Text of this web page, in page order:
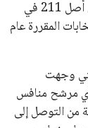
تحقق من قهوتك المغشوشة 7 علامات تدل